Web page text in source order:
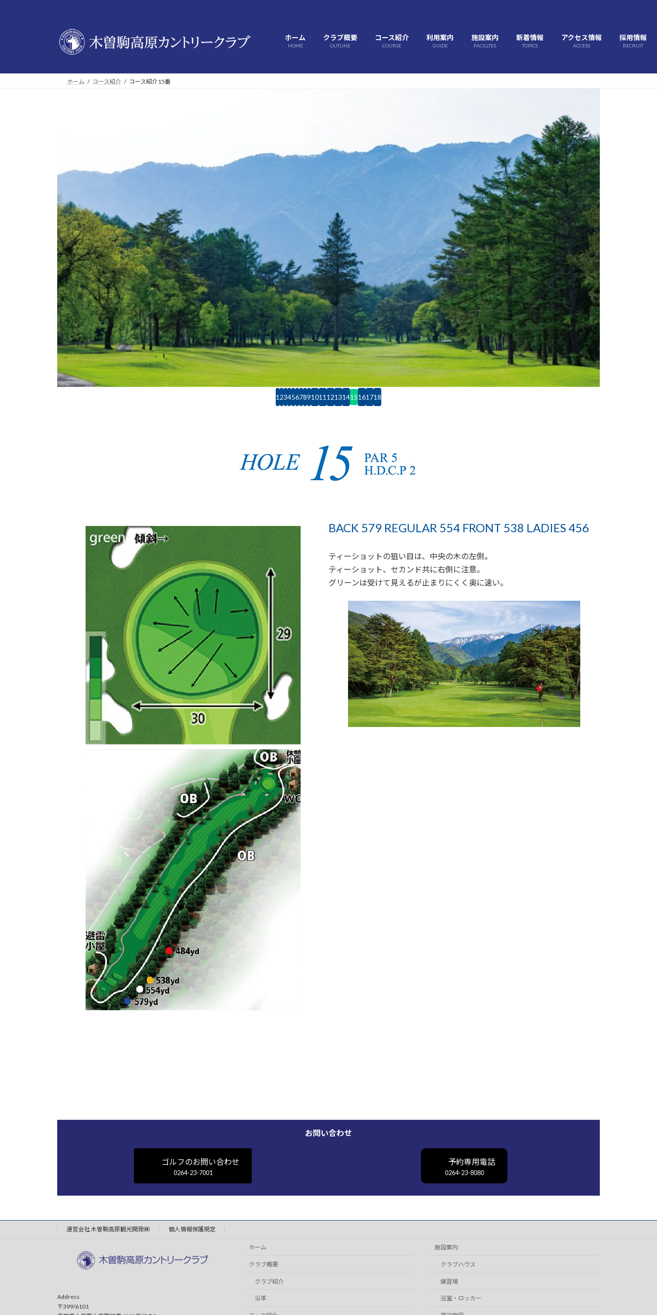
ス
ン
ホーム
HOME
クラブ概要
OUTLINE
コース紹介
COURSE
利用案内
GUIDE
施設案内
FACILLTES
新着情報
TOPICS
アクセス情報
ACCESS
採用情報
RECRUIT
ホーム コース紹介 コース紹介15番
1 234567891011 12131415161718
BACK 579 REGULAR 554 FRONT 538 LADIES 456
ティーショットの狙い目は、中央の木の左側。
ティーショット、セカンド共に右側に注意。
グリーンは受けて見えるが止まりにくく奥に速い。
お問い合わせ
ゴルフのお問い合わせ
0264-23-7001
予約専用電話
0264-23-8080
運営会社 木曽駒高原観光開発㈱ 個人情報保護規定
Address
〒399/6101
ホーム
クラブ概要
クラブ紹介
沿革
施設案内
クラブハウス
練習場
浴室・ロッカー